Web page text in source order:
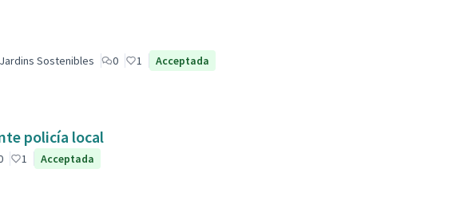
Sostenibles 0 1 Acceptada
policía local
1 Acceptada